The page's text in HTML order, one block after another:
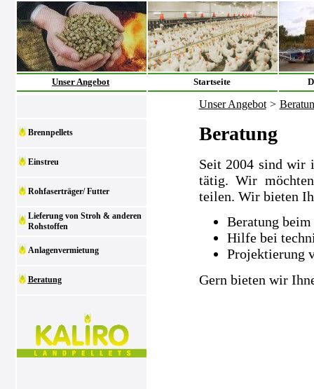
Unser Angebot Startseite
Brennpellets
Einstreu
Rohfaserträger/ Futter
Lieferung von Stroh & anderen
Rohstoffen
Anlagenvermietung
Beratung
Unser Angebot >
Beratung
Seit 2004 sind wir
tätig. Wir
teilen. Wir bieten
Beratung
Hilfe bei
Projektierung
Gern bieten wir